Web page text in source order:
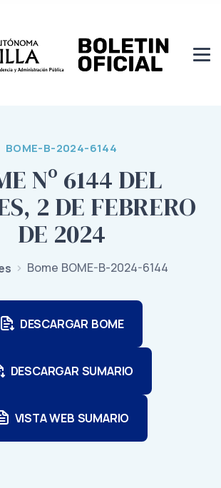
BOME-B-2024-6144
Nº 6144 DEL
2 DE FEBRERO
DE 2024
Bome BOME-B-2024-6144
DESCARGAR BOME
DESCARGAR SUMARIO
VISTA WEB SUMARIO